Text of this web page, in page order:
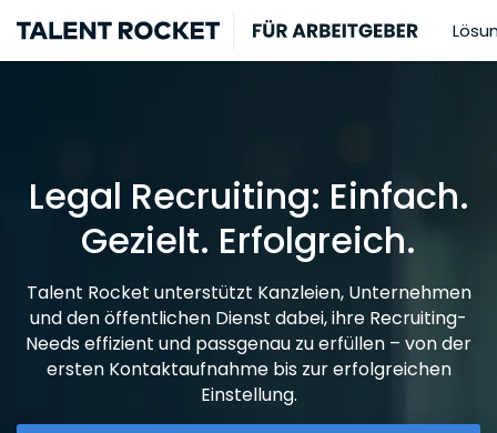
Legal Recruiting: Einfach.
Gezielt. Erfolgreich.
Talent Rocket unterstützt Kanzleien, Unternehmen
und den öffentlichen Dienst dabei, ihre Recruiting-
Needs effizient und passgenau zu erfüllen – von der
ersten Kontaktaufnahme bis zur erfolgreichen
Einstellung.